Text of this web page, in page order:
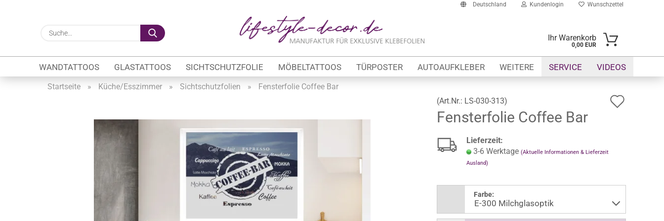
Deutschland
Lieferland
Kundenlogin
E-Mail
Passwort
Konto erstellen
Passwort vergessen?
Wunschzettel
Suche...
Ihr Warenkorb
0,00 EUR
WANDTATTOOS GLASTATTOOS SICHTSCHUTZFOLIE MÖBELTATTOOS TÜRPOSTER AUTOAUFKLEBER SERVICE VIDEOS
WEITERE
Firmenlogo
Fahrzeugwerbung
Schaufensterbeschriftung
Öffnungszeiten
Sichtschutzfolien Gewerbe
Durchlaufschutz
Startseite » Küche/Esszimmer » Sichtschutzfolien »
Fensterfolie Coffee Bar
(Art.Nr.: LS-030-313)
Fensterfolie Coffee Bar
Lieferzeit:
3-6 Werktage (Aktuelle Informationen & Lieferzeit
Ausland)
Farbe: